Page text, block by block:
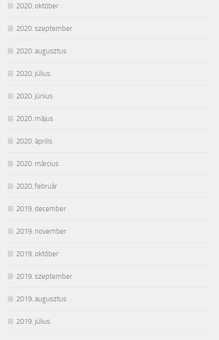
2020. október
2020. szeptember
2020. augusztus
2020. július
2020. június
2020. május
2020. április
2020. március
2020. február
2019. december
2019. november
2019. október
2019. szeptember
2019. augusztus
2019. július